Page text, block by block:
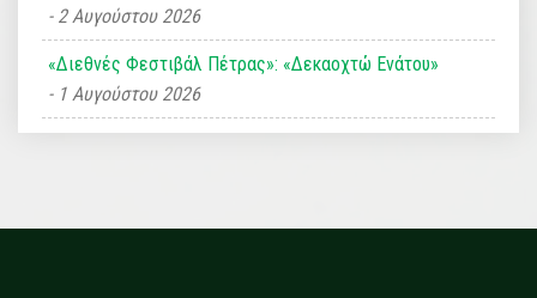
2 Αυγούστου 2026
«Διεθνές Φεστιβάλ Πέτρας»: «Δεκαοχτώ Ενάτου»
1 Αυγούστου 2026